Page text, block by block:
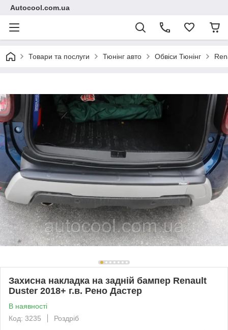
Autocool.com.ua
Товари та послуги Тюнінг авто Обвіси Тюнінг
Захисна накладка на задній бампер Renault
Duster 2018+ г.в. Рено Дастер
В наявності
Код: 3235
Роздріб